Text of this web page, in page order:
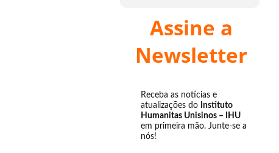
Assine a
Newsletter
Receba as notícias e
atualizações do Instituto
Humanitas Unisinos – IHU
em primeira mão. Junte-se a
nós!